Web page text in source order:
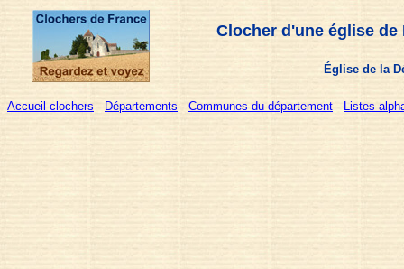
Clocher d'une église
Église de la
Accueil clochers - Départements - Communes du département - Listes